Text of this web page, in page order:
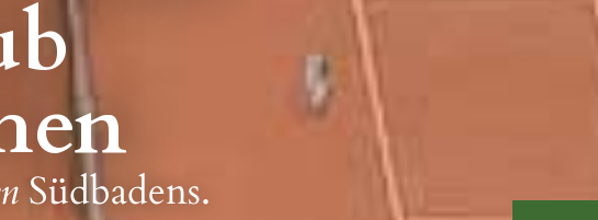
Südbadens.